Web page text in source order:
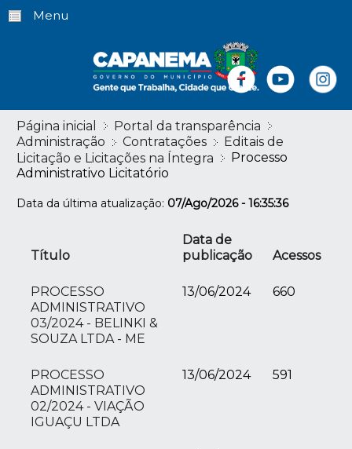
Menu
Página inicial
Portal da transparência
Administração
Contratações
Editais de
Licitação e Licitações na Íntegra
Processo
Administrativo Licitatório
Data da última atualização: 07/Ago/2026 - 16:35:36
Título
Data de
publicação
Acessos
PROCESSO
ADMINISTRATIVO
03/2024 - BELINKI &
SOUZA LTDA - ME
13/06/2024 660
PROCESSO
ADMINISTRATIVO
02/2024 - VIAÇÃO
IGUAÇU LTDA
13/06/2024 591